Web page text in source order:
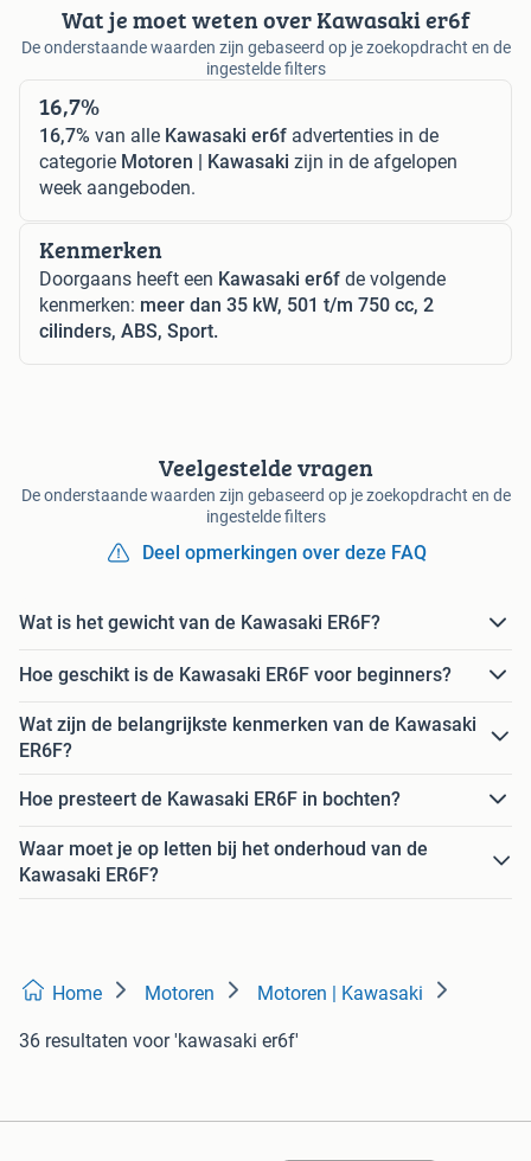
Wat je moet weten over Kawasaki er6f
De onderstaande waarden zijn gebaseerd op je zoekopdracht en de
ingestelde filters
16,7%
16,7% van alle Kawasaki er6f advertenties in de
categorie Motoren | Kawasaki zijn in de afgelopen
week aangeboden.
Kenmerken
Doorgaans heeft een Kawasaki er6f de volgende
kenmerken: meer dan 35 kW, 501 t/m 750 cc, 2
cilinders, ABS, Sport.
Veelgestelde vragen
De onderstaande waarden zijn gebaseerd op je zoekopdracht en de
ingestelde filters
Deel opmerkingen over deze FAQ
Wat is het gewicht van de Kawasaki ER6F?
Hoe geschikt is de Kawasaki ER6F voor beginners?
Wat zijn de belangrijkste kenmerken van de Kawasaki
ER6F?
Hoe presteert de Kawasaki ER6F in bochten?
Waar moet je op letten bij het onderhoud van de
Kawasaki ER6F?
Home Motoren Motoren | Kawasaki
36 resultaten voor 'kawasaki er6f'